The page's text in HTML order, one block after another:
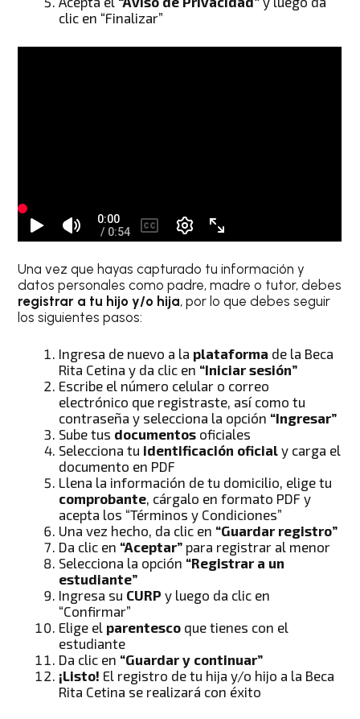
clic en “Finalizar”
Una vez que hayas capturado tu información y
datos personales como padre, madre o tutor, debes
registrar a tu hijo y/o hija, por lo que debes seguir
los siguientes pasos:
Ingresa de nuevo a la plataforma de la Beca
Rita Cetina y da clic en “Iniciar sesión”
Escribe el número celular o correo
electrónico que registraste, así como tu
contraseña y selecciona la opción “Ingresar”
Sube tus documentos oficiales
Selecciona tu identificación oficial y carga el
documento en PDF
Llena la información de tu domicilio, elige tu
comprobante, cárgalo en formato PDF y
acepta los “Términos y Condiciones”
Una vez hecho, da clic en “Guardar registro”
Da clic en “Aceptar” para registrar al menor
Selecciona la opción “Registrar a un
estudiante”
Ingresa su CURPy luego da clic en
“Confirmar”
Elige el parentesco que tienes con el
estudiante
Da clic en “Guardar y continuar”
¡Listo! El registro de tu hija y/o hijo a la Beca
Rita Cetina se realizará con éxito